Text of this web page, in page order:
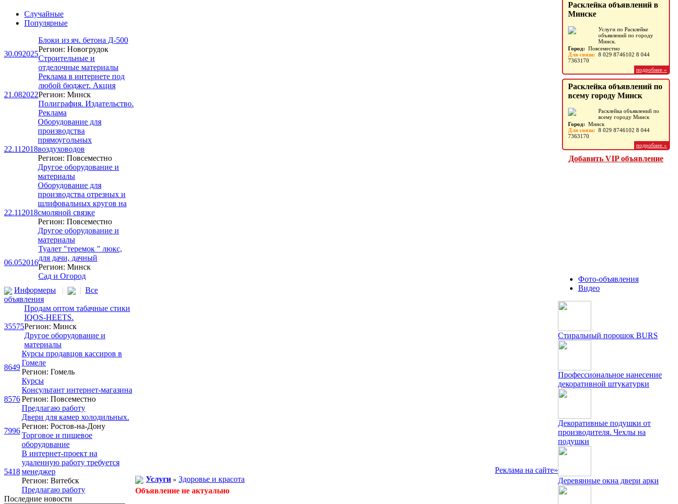
Случайные
Популярные
30.092025
Блоки из яч. бетона Д-500
Регион: Новогрудок
Строительные и
отделочные материалы
21.082022
Реклама в интернете под
любой бюджет. Акция
Регион: Минск
Полиграфия. Издательство.
Реклама
22.11 2018
Оборудование для
производства
прямоугольных
воздуховодов
Регион: Повсеместно
Другое оборудование и
материалы
22.11 2018
Оборудование для
производства отрезных и
шлифовальных кругов на
смоляной связке
Регион: Повсеместно
Другое оборудование и
материалы
06.052016
Туалет "теремок " люкс,
для дачи, дачный
Регион: Минск
Сад и Огород
Информеры
| | Все
объявления
35575
Продам оптом табачные стики
IQOS-HEETS.
Регион: Минск
Другое оборудование и
материалы
8649
Курсы продавцов кассиров в
Гомеле
Регион: Гомель
Курсы
8576
Консультaнт интeрнeт-мaгaзинa
Регион: Повсеместно
Предлагаю работу
7996
Двери для камер холодильных.
Регион: Ростов-на-Дону
Торговое и пищевое
оборудование
5418
В интернет-проект на
удаленную работу требуется
менеджер
Регион: Витебск
Предлагаю работу
Последние новости
Реклама на сайте»
Услуги » Здоровье и красота
Объявление не актуально
Услуги по Расклейке
объявлений по городу
Услуги |Повсеместно
Полиграфия. Издательство.
Расклейка объявлений в
Минске
Услуги по Расклейке
объявлений по городу
Минск.
Город: Повсеместно
Для связи: 8 029 8746102 8 044
7363170
подробнее »
Расклейка объявлений по
всему городу Минск
Расклейка объявлений по
всему городу Минск
Город: Минск
Для связи: 8 029 8746102 8 044
7363170
подробнее »
Добавить VIP объявление
Фото-объявления
Видео
Стиральный порошок BURS
Профессиональное нанесение
декоративной штукатурки
Декоративные подушки от
производителя. Чехлы на
подушки
Деревянные окна двери арки